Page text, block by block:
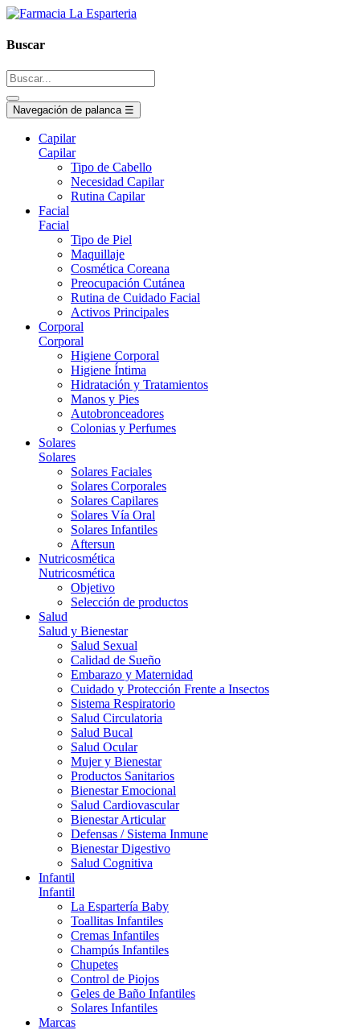
Buscar
Navegación de palanca ☰
Capilar
Capilar
Tipo de Cabello
Necesidad Capilar
Rutina Capilar
Facial
Facial
Tipo de Piel
Maquillaje
Cosmética Coreana
Preocupación Cutánea
Rutina de Cuidado Facial
Activos Principales
Corporal
Corporal
Higiene Corporal
Higiene Íntima
Hidratación y Tratamientos
Manos y Pies
Autobronceadores
Colonias y Perfumes
Solares
Solares
Solares Faciales
Solares Corporales
Solares Capilares
Solares Vía Oral
Solares Infantiles
Aftersun
Nutricosmética
Nutricosmética
Objetivo
Selección de productos
Salud
Salud y Bienestar
Salud Sexual
Calidad de Sueño
Embarazo y Maternidad
Cuidado y Protección Frente a Insectos
Sistema Respiratorio
Salud Circulatoria
Salud Bucal
Salud Ocular
Mujer y Bienestar
Productos Sanitarios
Bienestar Emocional
Salud Cardiovascular
Bienestar Articular
Defensas / Sistema Inmune
Bienestar Digestivo
Salud Cognitiva
Infantil
Infantil
La Espartería Baby
Toallitas Infantiles
Cremas Infantiles
Champús Infantiles
Chupetes
Control de Piojos
Geles de Baño Infantiles
Solares Infantiles
Marcas